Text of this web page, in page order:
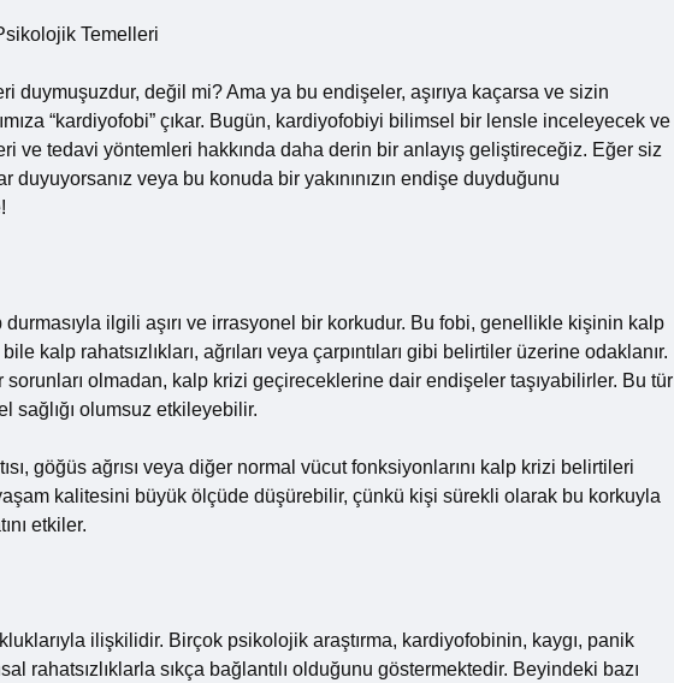
Temelleri
duymuşuzdur, değil mi? Ama ya bu endişeler, aşırıya kaçarsa ve sizin
“kardiyofobi” çıkar. Bugün, kardiyofobiyi bilimsel bir lensle inceleyecek ve
ve tedavi yöntemleri hakkında daha derin bir anlayış geliştireceğiz. Eğer siz
duyuyorsanız veya bu konuda bir yakınınızın endişe duyduğunu
ilgili aşırı ve irrasyonel bir korkudur. Bu fobi, genellikle kişinin kalp
kalp rahatsızlıkları, ağrıları veya çarpıntıları gibi belirtiler üzerine odaklanır.
sorunları olmadan, kalp krizi geçireceklerine dair endişeler taşıyabilirler. Bu tür
sağlığı olumsuz etkileyebilir.
göğüs ağrısı veya diğer normal vücut fonksiyonlarını kalp krizi belirtileri
kalitesini büyük ölçüde düşürebilir, çünkü kişi sürekli olarak bu korkuyla
etkiler.
ilişkilidir. Birçok psikolojik araştırma, kardiyofobinin, kaygı, panik
rahatsızlıklarla sıkça bağlantılı olduğunu göstermektedir. Beyindeki bazı